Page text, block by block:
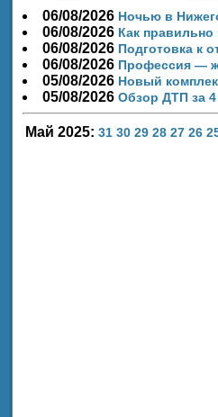
06/08/2026 ️Ночью в
06/08/2026 Как
06/08/2026 Подготовка к
06/08/2026 Профессия —
05/08/2026 Новый
05/08/2026 Обзор ДТП за 4
Май 2025: 31 30 29 28 27 26